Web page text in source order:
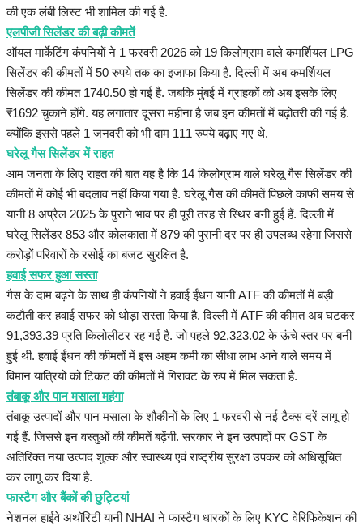
की एक लंबी लिस्ट भी शामिल की गई है.
एलपीजी सिलेंडर की बढ़ी कीमतें
ऑयल मार्केटिंग कंपनियों ने 1 फरवरी 2026 को 19 किलोग्राम वाले कमर्शियल LPG
सिलेंडर की कीमतों में 50 रुपये तक का इजाफा किया है. दिल्ली में अब कमर्शियल
सिलेंडर की कीमत 1740.50 हो गई है. जबकि मुंबई में ग्राहकों को अब इसके लिए
₹1692 चुकाने होंगे. यह लगातार दूसरा महीना है जब इन कीमतों में बढ़ोतरी की गई है.
क्योंकि इससे पहले 1 जनवरी को भी दाम 111 रुपये बढ़ाए गए थे.
घरेलू गैस सिलेंडर में राहत
आम जनता के लिए राहत की बात यह है कि 14 किलोग्राम वाले घरेलू गैस सिलेंडर की
कीमतों में कोई भी बदलाव नहीं किया गया है. घरेलू गैस की कीमतें पिछले काफी समय से
यानी 8 अप्रैल 2025 के पुराने भाव पर ही पूरी तरह से स्थिर बनी हुई हैं. दिल्ली में
घरेलू सिलेंडर 853 और कोलकाता में 879 की पुरानी दर पर ही उपलब्ध रहेगा जिससे
करोड़ों परिवारों के रसोई का बजट सुरक्षित है.
हवाई सफर हुआ सस्ता
गैस के दाम बढ़ने के साथ ही कंपनियों ने हवाई ईंधन यानी ATF की कीमतों में बड़ी
कटौती कर हवाई सफर को थोड़ा सस्ता किया है. दिल्ली में ATF की कीमत अब घटकर
91,393.39 प्रति किलोलीटर रह गई है. जो पहले 92,323.02 के ऊंचे स्तर पर बनी
हुई थी. हवाई ईंधन की कीमतों में इस अहम कमी का सीधा लाभ आने वाले समय में
विमान यात्रियों को टिकट की कीमतों में गिरावट के रुप में मिल सकता है.
तंबाकू और पान मसाला महंगा
तंबाकू उत्पादों और पान मसाला के शौकीनों के लिए 1 फरवरी से नई टैक्स दरें लागू हो
गई हैं. जिससे इन वस्तुओं की कीमतें बढ़ेंगी. सरकार ने इन उत्पादों पर GST के
अतिरिक्त नया उत्पाद शुल्क और स्वास्थ्य एवं राष्ट्रीय सुरक्षा उपकर को अधिसूचित
कर लागू कर दिया है.
फास्टैग और बैंकों की छुट्टियां
नेशनल हाईवे अथॉरिटी यानी NHAI ने फास्टैग धारकों के लिए KYC वेरिफिकेशन की